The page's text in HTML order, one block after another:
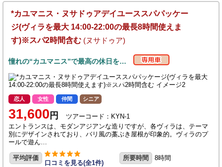
*カユマニス・ヌサドゥアデイユーススパパッケー
ジ(ヴィラを最大 14:00-22:00の最長8時間使えま
す)※スパ2時間含む (ヌサドゥア)
憧れの“カユマニス”で最高の休日を…
恋人 女性 仲間 シニア
31,600 円
ツアーコード：KYN-1
エントランスは、モダンアジアンな造りですが、各ヴィラは、テーマ
別にデザインされており、バリ風の藁ぶき屋根が印象的。ヴィラのプ
ールで遊ん…
平均評価
口コミを見る(全1件)
所要時間 8時間